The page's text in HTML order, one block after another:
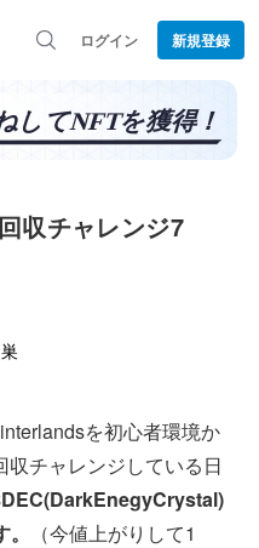
ログイン 新規登録
収チャレンジ7
を初心者環境か
チャレンジしている日
（今値上がりして1